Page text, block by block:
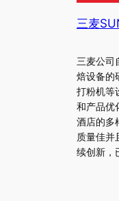
三麦
三麦公司
焙设备的
打粉机等
和产品优
酒店的多
质量佳并
续创新，